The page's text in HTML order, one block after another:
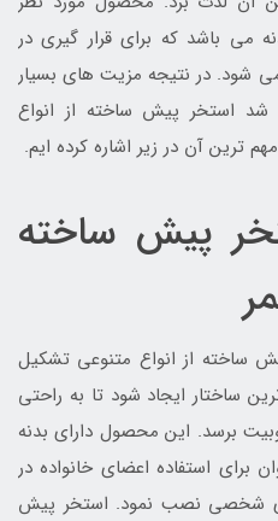
می باشد که برای قرار گیری در
شود. در نتیجه مزیت های بسیار
شد استخر پیش ساخته از انواع
آن در زیر اشاره کرده ایم.
پیش ساخته
ساخته از انواع متنوعی تشکیل
ساختار ایجاد شود تا به راحتی
برسد. این محصول دارای بدنه
استفاده اعضای خانواده در
شخصی نصب نمود. استخر پیش